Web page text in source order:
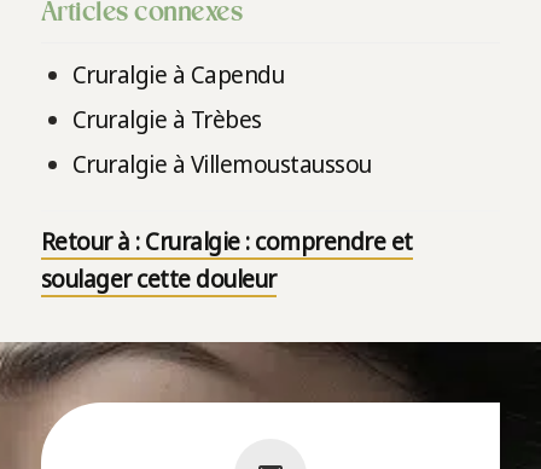
Articles connexes
Cruralgie à Capendu
Cruralgie à Trèbes
Cruralgie à Villemoustaussou
Retour à : Cruralgie : comprendre et
soulager cette douleur